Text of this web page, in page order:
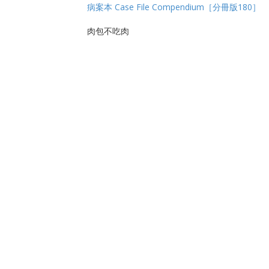
病案本 Case File Compendium［分冊版180］
肉包不吃肉